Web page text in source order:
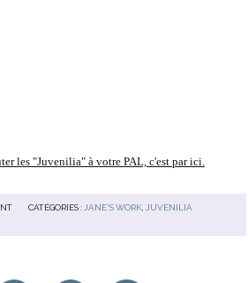
les "Juvenilia" à votre PAL, c'est par ici.
CATÉGORIES : JANE'S WORK
JUVENILIA